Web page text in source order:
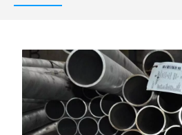
ДОСТАВКА И ОПЛАТА
НАШИ ОБЪЕКТЫ
ОТЗЫВЫ